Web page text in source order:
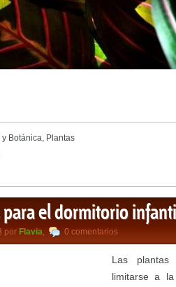
Botánica, Plantas
para el dormitorio
por Flavia, 0 comentarios
Las
limitarse a